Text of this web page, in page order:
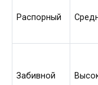
Распорный
Забивной